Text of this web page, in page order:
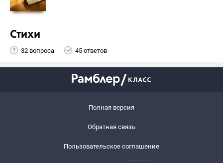
Стихи
32 вопроса 45 ответов
Полная версия
Обратная связь
Пользовательское соглашение